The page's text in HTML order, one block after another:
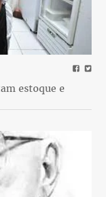
estoque e